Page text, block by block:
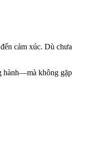
cảm xúc. Dù chưa
hành—mà không gặp